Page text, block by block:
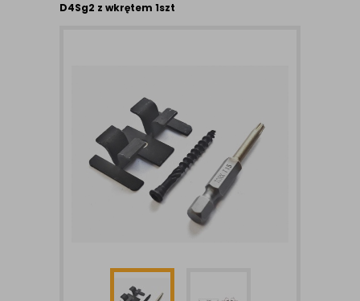
D4Sg2 z wkrętem 1szt